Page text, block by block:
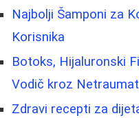
Najbolji Šamponi za
Korisnika
Botoks, Hijaluronski
Vodič kroz
Zdravi recepti za